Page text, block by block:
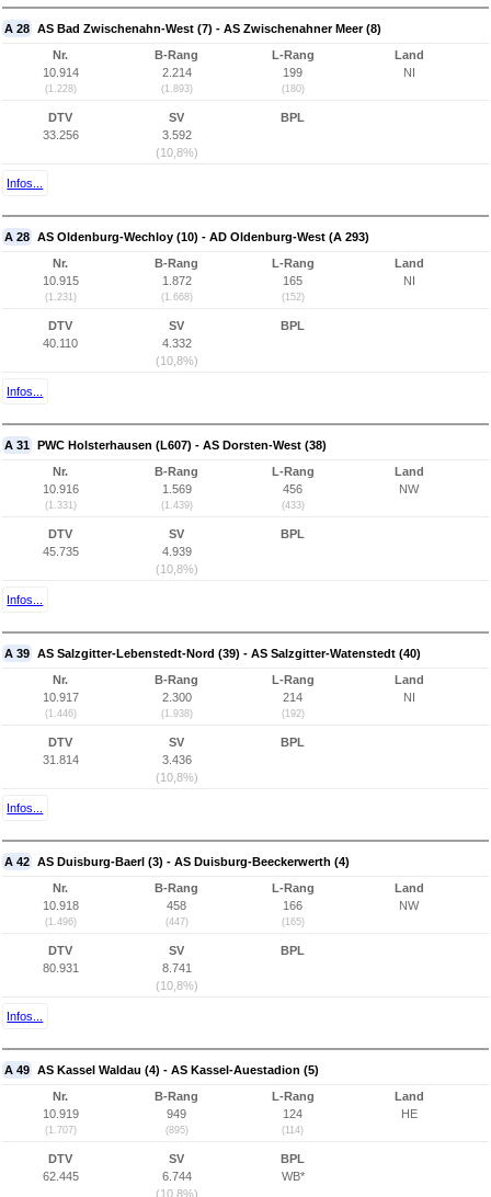
A 28 AS Bad Zwischenahn-West (7) - AS Zwischenahner Meer (8)
Nr.
10.914
(1.228)
B-Rang
2.214
(1.893)
L-Rang
199
(180)
Land
NI
DTV
33.256
SV
3.592
(10,8%)
BPL
Infos...
A 28 AS Oldenburg-Wechloy (10) - AD Oldenburg-West (A 293)
Nr.
10.915
(1.231)
B-Rang
1.872
(1.668)
L-Rang
165
(152)
Land
NI
DTV
40.110
SV
4.332
(10,8%)
BPL
Infos...
A 31 PWC Holsterhausen (L607) - AS Dorsten-West (38)
Nr.
10.916
(1.331)
B-Rang
1.569
(1.439)
L-Rang
456
(433)
Land
NW
DTV
45.735
SV
4.939
(10,8%)
BPL
Infos...
A 39 AS Salzgitter-Lebenstedt-Nord (39) - AS Salzgitter-Watenstedt (40)
Nr.
10.917
(1.446)
B-Rang
2.300
(1.938)
L-Rang
214
(192)
Land
NI
DTV
31.814
SV
3.436
(10,8%)
BPL
Infos...
A 42 AS Duisburg-Baerl (3) - AS Duisburg-Beeckerwerth (4)
Nr.
10.918
(1.496)
B-Rang
458
(447)
L-Rang
166
(165)
Land
NW
DTV
80.931
SV
8.741
(10,8%)
BPL
Infos...
A 49 AS Kassel Waldau (4) - AS Kassel-Auestadion (5)
Nr.
10.919
(1.707)
B-Rang
949
(895)
L-Rang
124
(114)
Land
HE
DTV
62.445
SV
6.744
(10,8%)
BPL
WB*